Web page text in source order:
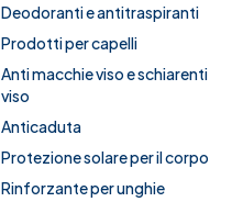
Deodoranti e antitraspiranti
Prodotti per capelli
Anti macchie viso e schiarenti
viso
Anticaduta
Protezione solare per il corpo
Rinforzante per unghie